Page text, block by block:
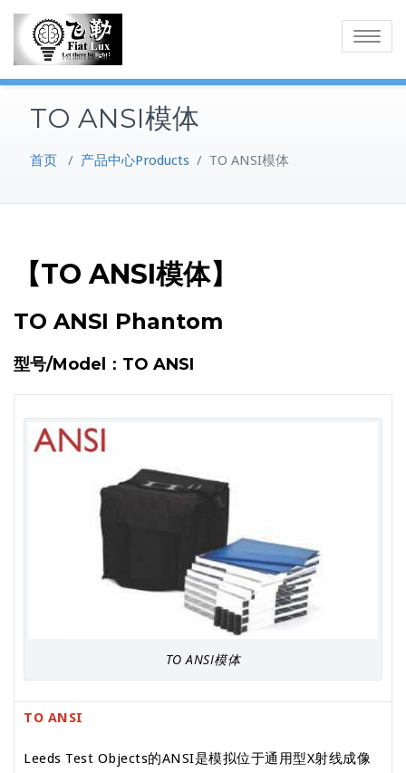
content
Toggle
TO ANSI模体
首页 / 产品中心Products / TO ANSI模体
【TO ANSI模体】
TO ANSI Phantom
型号/Model：TO ANSI
TO ANSI模体
TO ANSI
Leeds Test Objects的ANSI是模拟位于通用型X射线成像